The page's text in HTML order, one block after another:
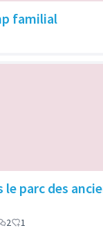
familial
le parc des
2 1